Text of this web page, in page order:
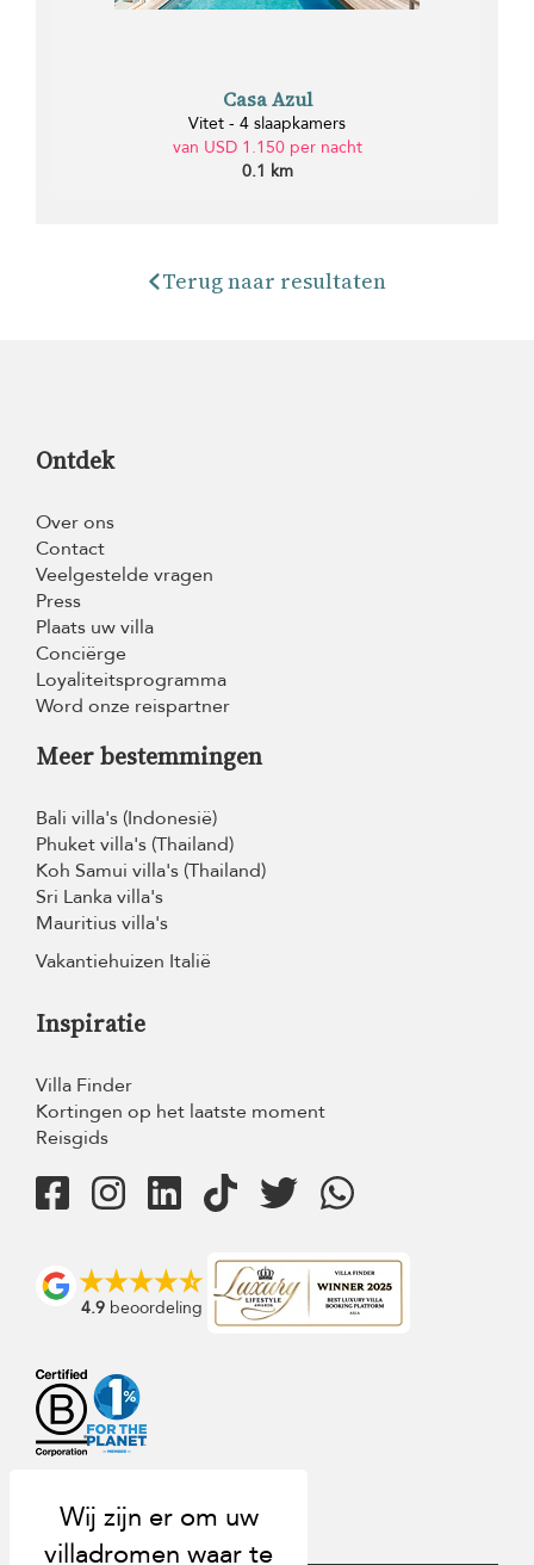
Casa Azul
Vitet - 4 slaapkamers
van USD 1.150 per nacht
0.1 km
Terug naar resultaten
Ontdek
Over ons
Contact
Veelgestelde vragen
Press
Plaats uw villa
Conciërge
Loyaliteitsprogramma
Word onze reispartner
Meer bestemmingen
Bali villa's (Indonesië)
Phuket villa's (Thailand)
Koh Samui villa's (Thailand)
Sri Lanka villa's
Mauritius villa's
Vakantiehuizen Italië
Inspiratie
Villa Finder
Kortingen op het laatste moment
Reisgids
4.9 beoordeling